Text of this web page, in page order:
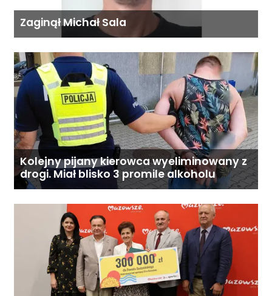
Zaginął Michał Sala
Kolejny pijany kierowca wyeliminowany z
drogi. Miał blisko 3 promile alkoholu